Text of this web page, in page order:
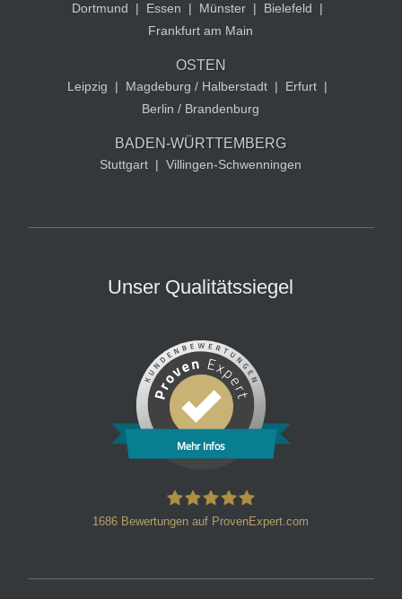
Dortmund | Essen | Münster | Bielefeld
|
Frankfurt am Main
OSTEN
Leipzig | Magdeburg / Halberstadt | Erfurt |
Berlin / Brandenburg
BADEN-WÜRTTEMBERG
Stuttgart | Villingen-Schwenningen
Unser Qualitätssiegel
Mehr Infos
1686 Bewertungen auf ProvenExpert.com